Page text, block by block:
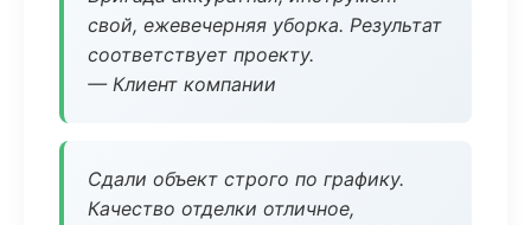
свой, ежевечерняя уборка. Результат
соответствует проекту.
— Клиент компании
Сдали объект строго по графику.
Качество отделки отличное,